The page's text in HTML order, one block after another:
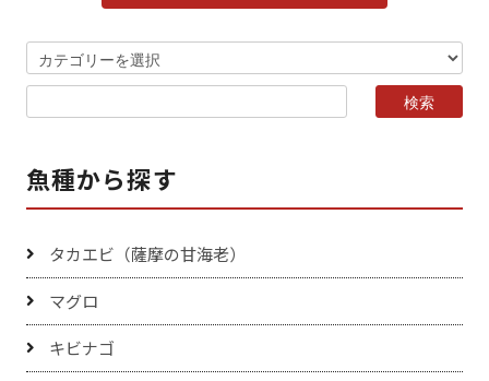
魚種から探す
タカエビ（薩摩の甘海老）
マグロ
キビナゴ